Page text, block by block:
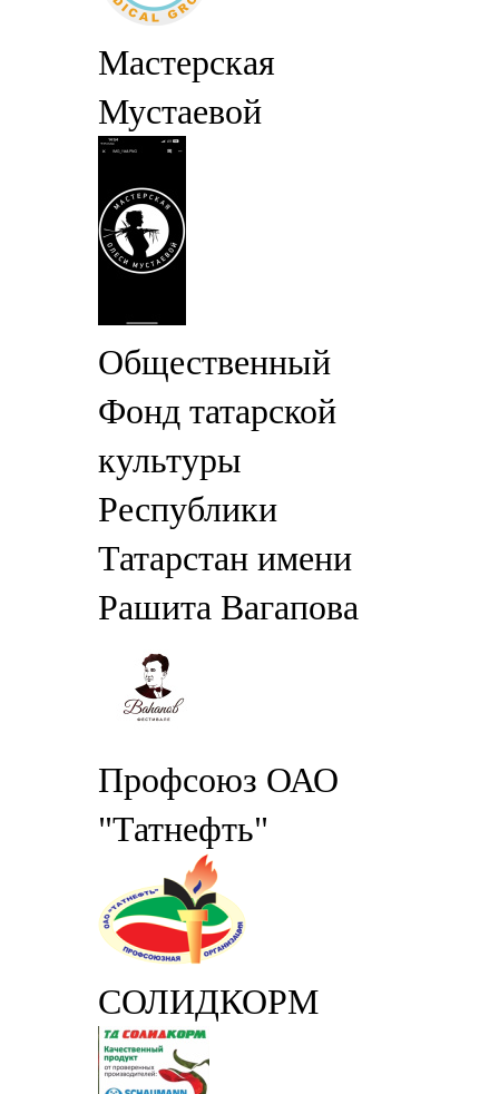
Мастерская
Мустаевой
Общественный
Фонд татарской
культуры
Республики
Татарстан имени
Рашита Вагапова
Профсоюз ОАО
"Татнефть"
СОЛИДКОРМ